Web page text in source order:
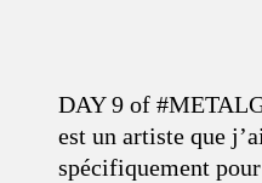
DAY 9 of
est un artiste que
spécifiquement